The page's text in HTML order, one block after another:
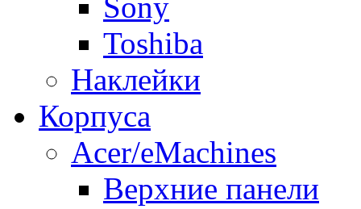
Toshiba
Наклейки
Корпуса
Acer/eMachines
Верхние панели